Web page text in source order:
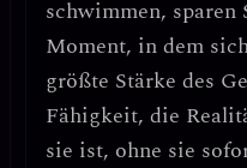
schwimmen, sparen
Moment, in dem
größte Stärke des
Fähigkeit, die
sie ist, ohne sie